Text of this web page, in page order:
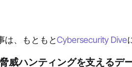
は、もともとCybersecurity Dive
威ハンティングを支えるデ